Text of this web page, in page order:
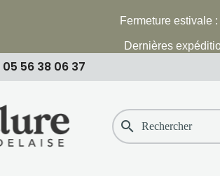
Fermeture estivale
Dernières
05 56 38 06 37
search